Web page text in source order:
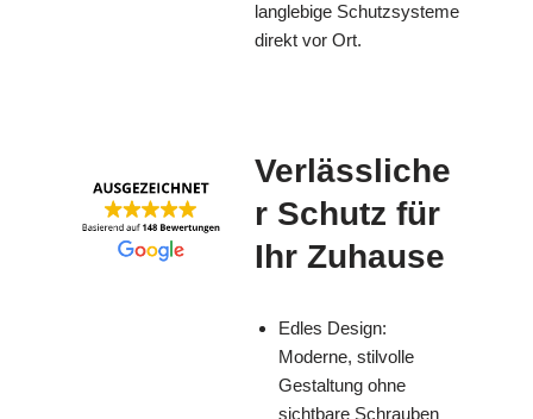
langlebige Schutzsysteme
direkt vor Ort.
Verlässliche
r Schutz für
Ihr Zuhause
Edles Design:
Moderne, stilvolle
Gestaltung ohne
sichtbare Schrauben